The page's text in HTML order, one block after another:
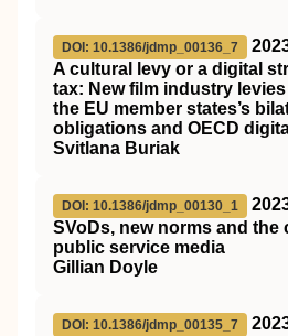
DOI: 10.1386/jdmp_00136_7
A cultural levy or a digital
tax: New film industry
the EU member states’s
obligations and OECD
Svitlana Buriak
DOI: 10.1386/jdmp_00130_1
SVoDs, new norms and the
public service media
Gillian Doyle
DOI: 10.1386/jdmp_00135_7